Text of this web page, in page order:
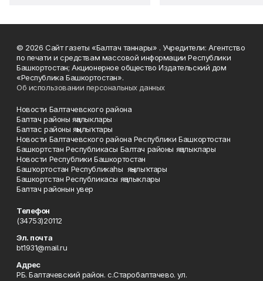
© 2026 Сайт газеты «Балтач таннары» . Учредители: Агентство
по печати и средствам массовой информации Республики
Башкортостан; Акционерное общество Издательский дом
«Республика Башкортостан».
Об использовании персональных данных
Новости Балтачевского района
Балтач районы яңалыклары
Балтас районы яңылыҡтары
Новости Балтачевского района Республики Башкортостан
Башкортстан Республикасы Балтач районы яңалыклары
Новости Республики Башкортостан
Башҡортостан Республикаһы яңылыҡтары
Башкортстан Республикасы яңалыклары
Балтач районын увер
Телефон
(34753)20112
Эл. почта
bt1931@mail.ru
Адрес
РБ. Балтачевский район. с.Старобалтачево. ул.